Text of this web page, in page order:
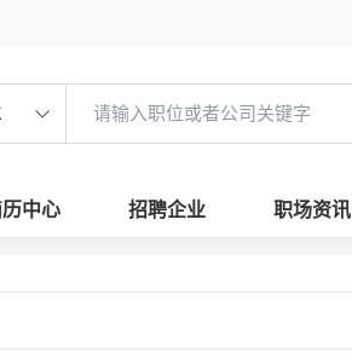
中心 招聘企业 职场资讯